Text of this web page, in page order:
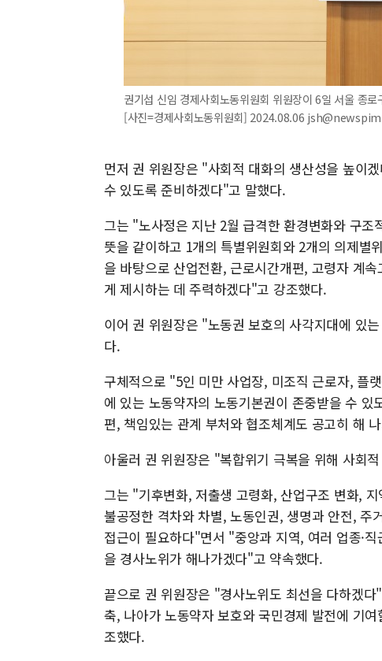
권기섭 신임 경제사회노동위원회 위원장이 6일 서울 종
[사진=경제사회노동위원회] 2024.08.06
먼저 권 위원장은 "사회적 대화의 생산성을 높이
수 있도록 준비하겠다"고 말했다.
그는 "노사정은 지난 2월 급격한 환경변화와 구
뜻을 같이하고 1개의 특별위원회와 2개의 의제
을 바탕으로 산업전환, 근로시간개편, 고령자 계
게 제시하는 데 주력하겠다"고 강조했다.
이어 권 위원장은 "노동권 보호의 사각지대에 있
다.
구체적으로 "5인 미만 사업장, 미조직 근로자, 플
에 있는 노동약자의 노동기본권이 존중받을 수
편, 책임있는 관계 부처와 협조체계도 공고히 해
아울러 권 위원장은 "복합위기 극복을 위해 사회
그는 "기후변화, 저출생 고령화, 산업구조 변화,
불공정한 격차와 차별, 노동인권, 생명과 안전, 주
접근이 필요하다"면서 "중앙과 지역, 여러 업종·
을 경사노위가 해나가겠다"고 약속했다.
끝으로 권 위원장은 "경사노위도 최선을 다하겠
축, 나아가 노동약자 보호와 국민경제 발전에 기
조했다.